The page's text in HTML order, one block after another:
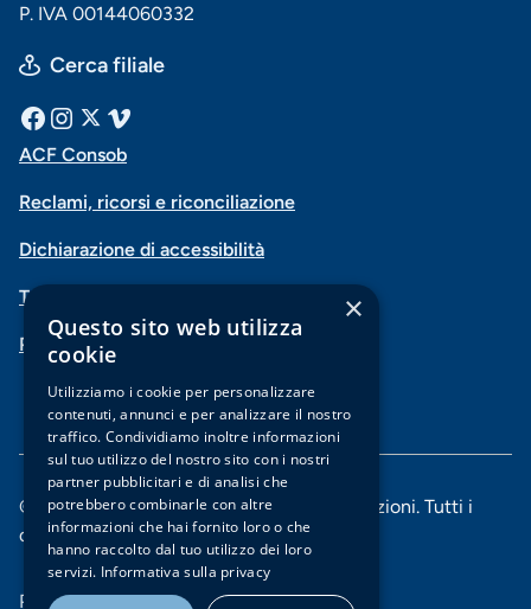
P. IVA 00144060332
Cerca filiale
Menu
social
Facebook
InstagramVimeo
Menu
navigazione
piè
di
pagina
ACF Consob
Reclami, ricorsi e riconciliazione
Dichiarazione di accessibilità
Trasparenza
PSD2-Open Banking
© 2025 Banca di Piacenza soc. coop. per azioni. Tutti i
diritti riservati.
Privacy e Cookie policy
×
Questo sito web utilizza
cookie
Utilizziamo i cookie per personalizzare
contenuti, annunci e per analizzare il nostro
traffico. Condividiamo inoltre informazioni
sul tuo utilizzo del nostro sito con i nostri
partner pubblicitari e di analisi che
potrebbero combinarle con altre
informazioni che hai fornito loro o che
hanno raccolto dal tuo utilizzo dei loro
servizi. Informativa sulla privacy